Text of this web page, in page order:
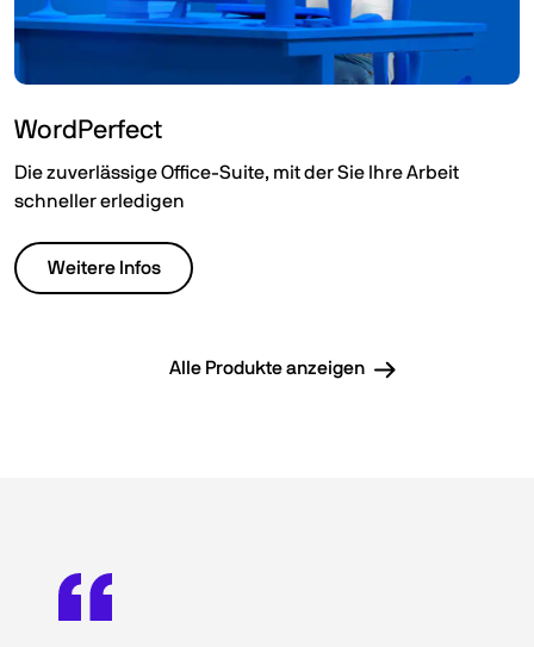
WordPerfect
Die zuverlässige Office-Suite, mit der Sie Ihre Arbeit
schneller erledigen
Weitere Infos
Alle Produkte anzeigen